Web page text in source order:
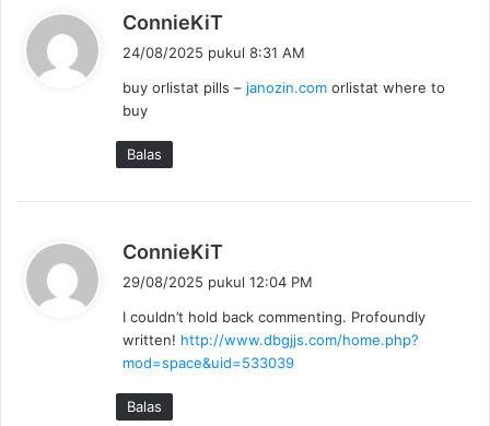
ConnieKiT
k
24/08/2025 pukul 8:31 AM
buy orlistat pills – janozin.com orlistat where to
buy
Balas
ConnieKiT
k
a
t
29/08/2025 pukul 12:04 PM
I couldn’t hold back commenting. Profoundly
written! http://www.dbgjjs.com/home.php?
mod=space&uid=533039
Balas